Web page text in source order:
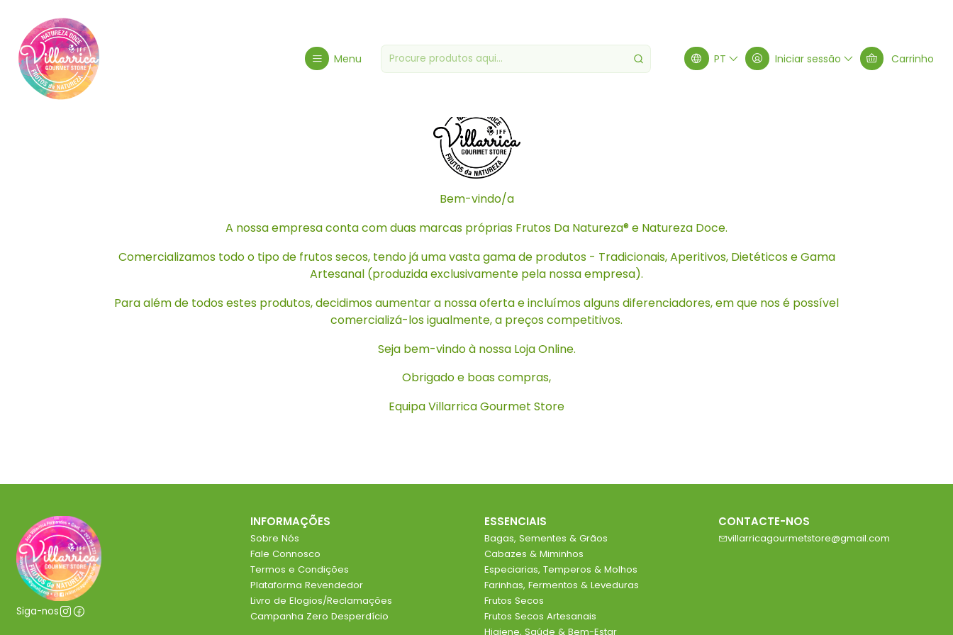
Menu PT Iniciar sessão Carrinho
Sobre Nós
Bem-vindo/a
A nossa empresa conta com duas marcas próprias Frutos Da Natureza® e Natureza Doce.
Comercializamos todo o tipo de frutos secos, tendo já uma vasta gama de produtos - Tradicionais, Aperitivos, Dietéticos e Gama
Artesanal (produzida exclusivamente pela nossa empresa).
Para além de todos estes produtos, decidimos aumentar a nossa oferta e incluímos alguns diferenciadores, em que nos é possível
comercializá-los igualmente, a preços competitivos.
Seja bem-vindo à nossa Loja Online.
Obrigado e boas compras,
Equipa Villarrica Gourmet Store
Siga-nos
INFORMAÇÕES
Sobre Nós
Fale Connosco
Termos e Condições
Plataforma Revendedor
Livro de Elogios/Reclamações
Campanha Zero Desperdício
ESSENCIAIS
Bagas, Sementes & Grãos
Cabazes & Miminhos
Especiarias, Temperos & Molhos
Farinhas, Fermentos & Leveduras
Frutos Secos
Frutos Secos Artesanais
Higiene, Saúde & Bem-Estar
CONTACTE-NOS
villarricagourmetstore@gmail.com